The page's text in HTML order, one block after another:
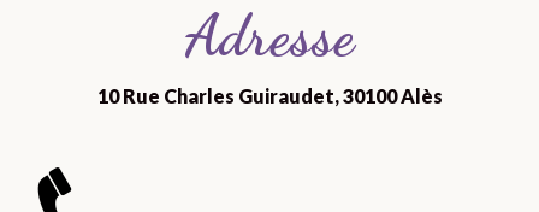
Adresse
10 Rue Charles Guiraudet, 30100 Alès